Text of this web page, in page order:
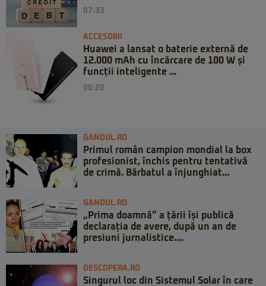
07:33
ACCESORII
Huawei a lansat o baterie externă de
12.000 mAh cu încărcare de 100 W și
funcții inteligente ...
00:20
GANDUL.RO
Primul român campion mondial la box
profesionist, închis pentru tentativă
de crimă. Bărbatul a înjunghiat...
GANDUL.RO
„Prima doamnă” a țării își publică
declarația de avere, după un an de
presiuni jurnalistice....
DESCOPERA.RO
Singurul loc din Sistemul Solar în care